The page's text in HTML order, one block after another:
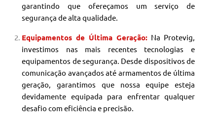
garantindo que ofereçamos um serviço de
segurança de alta qualidade.
Equipamentos de Última Geração: Na Protevig,
investimos nas mais recentes tecnologias e
equipamentos de segurança. Desde dispositivos de
comunicação avançados até armamentos de última
geração, garantimos que nossa equipe esteja
devidamente equipada para enfrentar qualquer
desafio com eficiência e precisão.